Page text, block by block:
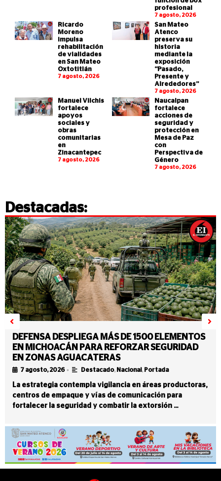
profesional
7 agosto, 2026
Ricardo
Moreno
impulsa
rehabilitación
de vialidades
en San Mateo
Oxtotitlán
7 agosto, 2026
San Mateo
Atenco
preserva su
historia
mediante la
exposición
“Pasado,
Presente y
Alrededores”
7 agosto, 2026
Manuel Vilchis
fortalece
apoyos
sociales y
obras
comunitarias
en
Zinacantepec
7 agosto, 2026
Naucalpan
fortalece
acciones de
seguridad y
protección en
Mesa de Paz
con
Perspectiva de
Género
7 agosto, 2026
Destacadas:
DEFENSA DESPLIEGA MÁS DE 1500 ELEMENTOS
EN MICHOACÁN PARA REFORZAR SEGURIDAD
EN ZONAS AGUACATERAS
7 agosto, 2026 • Destacado, Nacional , Portada
La estrategia contempla vigilancia en áreas productoras,
centros de empaque y vías de comunicación para
fortalecer la seguridad y combatir la extorsión …